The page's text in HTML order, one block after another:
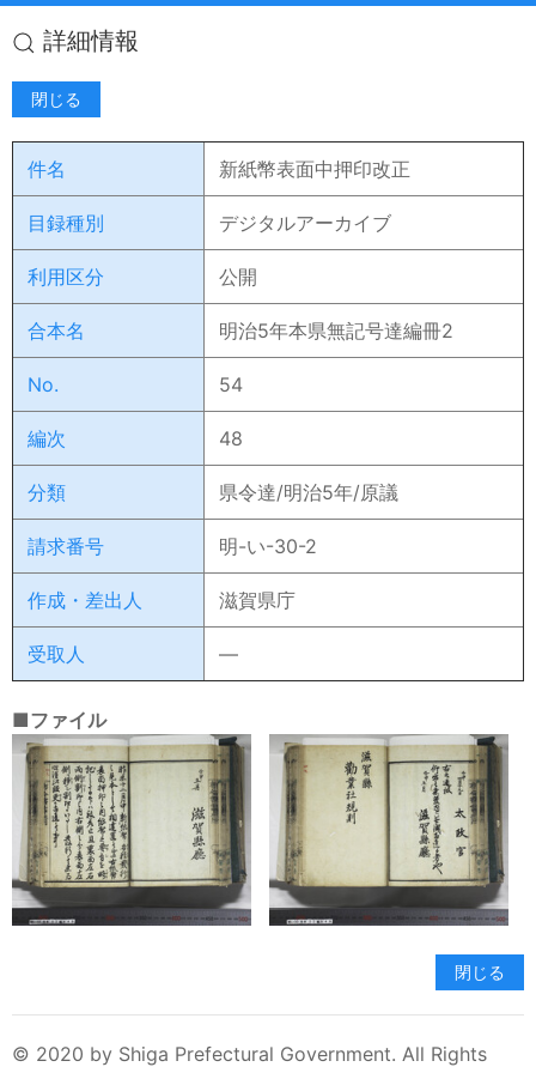
詳細情報
閉じる
件名 新紙幣表面中押印改正
目録種別 デジタルアーカイブ
利用区分 公開
合本名 明治5年本県無記号達編冊2
No. 54
編次 48
分類 県令達/明治5年/原議
請求番号 明-い-30-2
作成・差出人 滋賀県庁
受取人 ―
■ファイル
閉じる
© 2020 by Shiga Prefectural Government. All Rights